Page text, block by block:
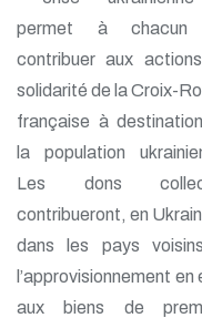
permet à chacun
contribuer aux
solidarité de la Croix-
française à
la population
Les dons
contribueront, en
dans les pays
l’approvisionnement en
aux biens de